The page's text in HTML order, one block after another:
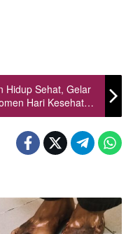
Hidup Sehat, Gelar
Hari Kesehatan